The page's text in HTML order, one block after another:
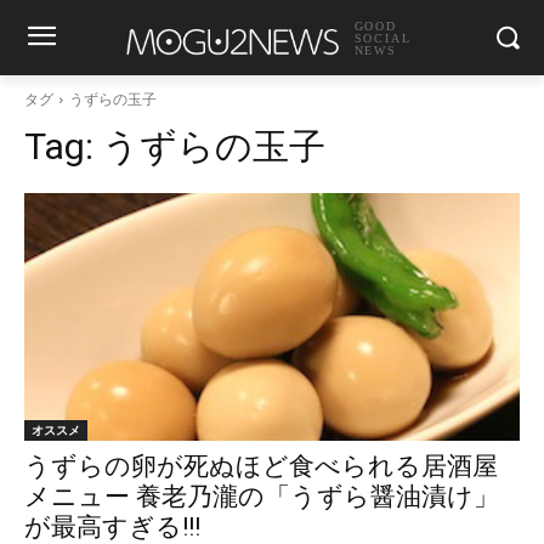
GOOD
SOCIAL
NEWS
タグ うずらの玉子
Tag: うずらの玉子
オススメ
うずらの卵が死ぬほど食べられる居酒屋
メニュー 養老乃瀧の「うずら醤油漬け」
が最高すぎる!!!